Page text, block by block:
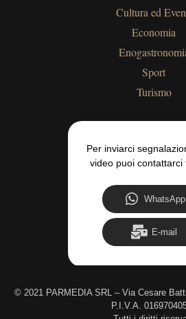
Cultura ed
Economia
Sport
Turismo
Per inviarci
video puoi contattarci
WhatsApp
E-mail
© 2021 PARMEDIA SRL – Via Cesare
P.I.V.A.